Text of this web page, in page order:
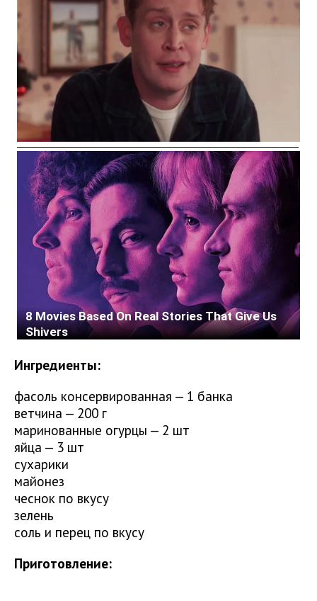
Ингредиенты:
фасоль консервированная — 1 банка
ветчина — 200 г
маринованные огурцы — 2 шт
яйца — 3 шт
сухарики
майонез
чеснок по вкусу
зелень
соль и перец по вкусу
Приготовление: